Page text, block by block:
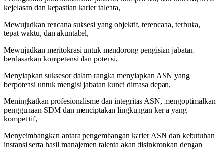
kejelasan dan kepastian karier talenta,
Mewujudkan rencana suksesi yang objektif, terencana, terbuka,
tepat waktu, dan akuntabel,
Mewujudkan meritokrasi untuk mendorong pengisian jabatan
berdasarkan kompetensi dan potensi,
Menyiapkan suksesor dalam rangka menyiapkan ASN yang
berpotensi untuk mengisi jabatan kunci dimasa depan,
Meningkatkan profesionalisme dan integritas ASN, mengoptimalkan
penggunaan SDM dan menciptakan lingkungan kerja yang
kompetitif,
Menyeimbangkan antara pengembangan karier ASN dan kebutuhan
instansi serta hasil manajemen talenta akan disinkronkan dengan